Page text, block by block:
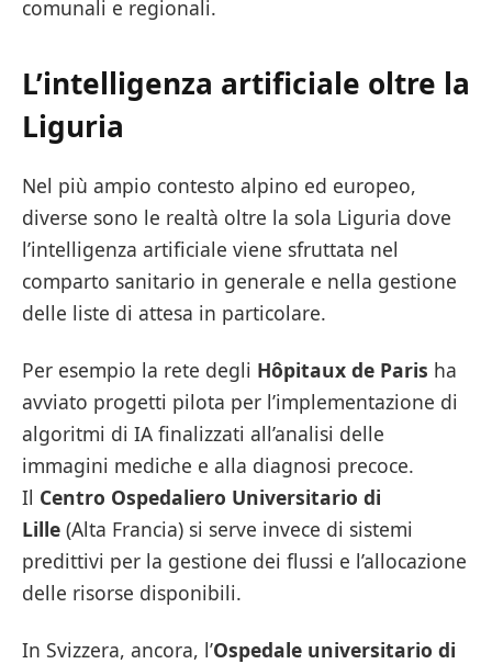
comunali e regionali.
L’intelligenza artificiale oltre la
Liguria
Nel più ampio contesto alpino ed europeo,
diverse sono le realtà oltre la sola Liguria dove
l’intelligenza artificiale viene sfruttata nel
comparto sanitario in generale e nella gestione
delle liste di attesa in particolare.
Per esempio la rete degli Hôpitaux de Paris ha
avviato progetti pilota per l’implementazione di
algoritmi di IA finalizzati all’analisi delle
immagini mediche e alla diagnosi precoce.
Il Centro Ospedaliero Universitario di
Lille (Alta Francia) si serve invece di sistemi
predittivi per la gestione dei flussi e l’allocazione
delle risorse disponibili.
In Svizzera, ancora, l’Ospedale universitario di